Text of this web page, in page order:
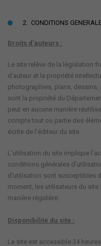
2. CONDITIONS
Droits d'auteurs :
Le site relève de la législation
d’auteur et la propriété
photographies, plans, dessins,
sont la propriété du
peut en aucune manière
compte tout ou partie des
écrite de l'éditeur du site.
L’utilisation du site implique
conditions générales
d’utilisation sont susceptibles
moment, les utilisateurs du
manière régulière.
Disponibilité du site :
Le site est accessible 24